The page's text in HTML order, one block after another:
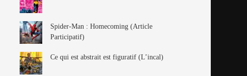
Spider-Man : Homecoming (Article
Participatif)
Ce qui est abstrait est figuratif (L’incal)